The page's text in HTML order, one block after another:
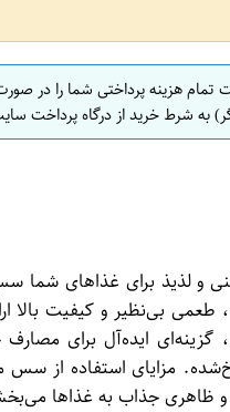
تمام هزینه پرداختی شما را
به شرط خرید از درگاه پرداخت
طعمی بی‌نظیر و کیفیت
بسته‌بندی مناسب: حجم 475
مزایای استفاده از
ظاهری جذاب به غذاها